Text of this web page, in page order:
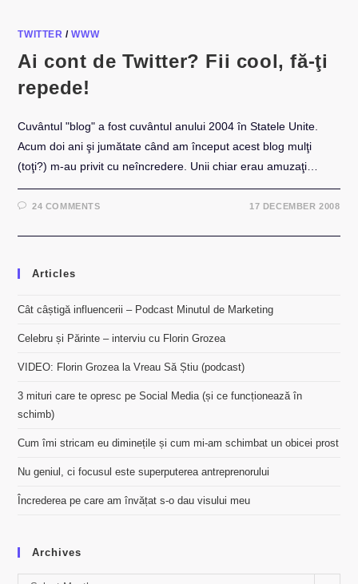
VIATĂ
ÎN
TWITTER /WWW
Ai cont de Twitter? Fii cool, fă-ţi
repede!
Cuvântul "blog" a fost cuvântul anului 2004 în Statele Unite.
Acum doi ani şi jumătate când am început acest blog mulţi
(toţi?) m-au privit cu neîncredere. Unii chiar erau amuzaţi…
24 COMMENTS 17 DECEMBER 2008
Articles
Cât câștigă influencerii – Podcast Minutul de Marketing
Celebru și Părinte – interviu cu Florin Grozea
VIDEO: Florin Grozea la Vreau Să Știu (podcast)
3 mituri care te opresc pe Social Media (și ce funcționează în
schimb)
Cum îmi stricam eu diminețile și cum mi-am schimbat un obicei prost
Nu geniul, ci focusul este superputerea antreprenorului
Încrederea pe care am învățat s-o dau visului meu
Archives